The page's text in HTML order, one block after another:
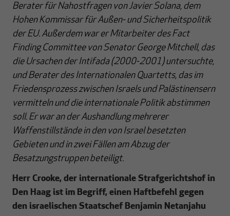
Berater für Nahostfragen von Javier Solana, dem
Hohen Kommissar für Außen- und Sicherheitspolitik
der EU. Außerdem war er Mitarbeiter des Fact
Finding Committee von Senator George Mitchell, das
die Ursachen der Intifada (2000-2001) untersuchte,
und Berater des Internationalen Quartetts, das im
Friedensprozess zwischen Israels und Palästinensern
vermitteln und die internationale Politik abstimmen
soll. Er war an der Aushandlung mehrerer
Waffenstillstände in den von Israel besetzten
Gebieten und in zwei Fällen am Abzug der
Besatzungstruppen beteiligt.
Herr Crooke, der internationale Strafgerichtshof in
Den Haag ist im Begriff, einen Haftbefehl gegen
den israelischen Staatschef Benjamin Netanjahu